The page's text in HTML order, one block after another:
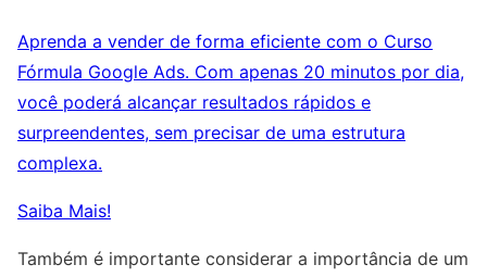
Aprenda a vender de forma eficiente com o Curso
Fórmula Google Ads. Com apenas 20 minutos por dia,
você poderá alcançar resultados rápidos e
surpreendentes, sem precisar de uma estrutura
complexa.
Saiba Mais!
Também é importante considerar a importância de um